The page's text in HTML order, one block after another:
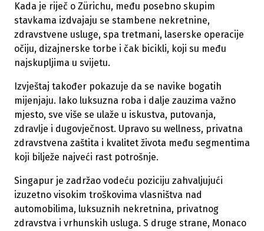
Kada je riječ o Zürichu, među posebno skupim
stavkama izdvajaju se stambene nekretnine,
zdravstvene usluge, spa tretmani, laserske operacije
očiju, dizajnerske torbe i čak bicikli, koji su među
najskupljima u svijetu.
Izvještaj također pokazuje da se navike bogatih
mijenjaju. Iako luksuzna roba i dalje zauzima važno
mjesto, sve više se ulaže u iskustva, putovanja,
zdravlje i dugovječnost. Upravo su wellness, privatna
zdravstvena zaštita i kvalitet života među segmentima
koji bilježe najveći rast potrošnje.
Singapur je zadržao vodeću poziciju zahvaljujući
izuzetno visokim troškovima vlasništva nad
automobilima, luksuznih nekretnina, privatnog
zdravstva i vrhunskih usluga. S druge strane, Monaco